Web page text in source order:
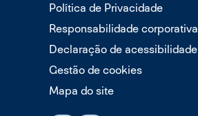
Política de Privacidade
Responsabilidade corporativa
Declaração de acessibilidade
Gestão de cookies
Mapa do site